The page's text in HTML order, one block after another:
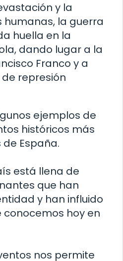
y la
humanas, la guerra
huella en la
dando lugar a la
Franco y a
represión
ejemplos de
históricos más
España.
está llena de
que han
y han influido
conocemos hoy en
nos permite